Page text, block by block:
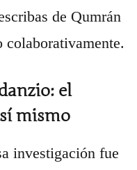
de Qumrán
colaborativamente.
el
mismo
investigación fue